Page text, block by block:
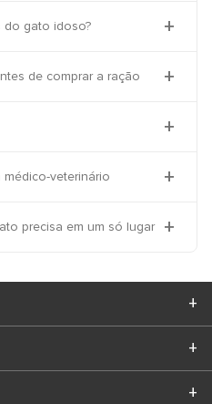
do gato idoso?
de comprar a ração
veterinário
precisa em um só lugar